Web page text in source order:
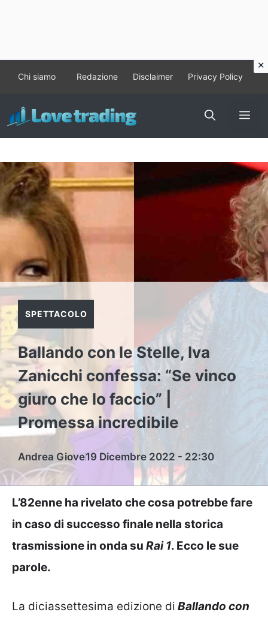
contenuto
Chi siamo Redazione Disclaimer Privacy Policy
SPETTACOLO
Ballando con le Stelle, Iva
Zanicchi confessa: “Se vinco
giuro che lo faccio” |
Promessa incredibile
Andrea Giove19 Dicembre 2022 - 22:30
L’82enne ha rivelato che cosa potrebbe fare
in caso di successo finale nella storica
trasmissione in onda su Rai 1. Ecco le sue
parole.
La diciassettesima edizione di Ballando con